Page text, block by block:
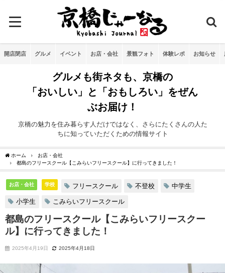
開店閉店 グルメ イベント お店・会社 景観フォト 体験レポ お知らせ
グルメも街ネタも、京橋の
「おいしい」と「おもしろい」をぜん
ぶお届け！
京橋の魅力を住み暮らす人だけではなく、さらにたくさんの人た
ちに知っていただくための情報サイト
ホーム
お店・会社
都島のフリースクール【こみらいフリースクール】に行ってきました！
お店・会社 学校 フリースクール 不登校 中学生
小学生 こみらいフリースクール
都島のフリースクール【こみらいフリースクー
ル】に行ってきました！
2025年4月19日 2025年4月18日